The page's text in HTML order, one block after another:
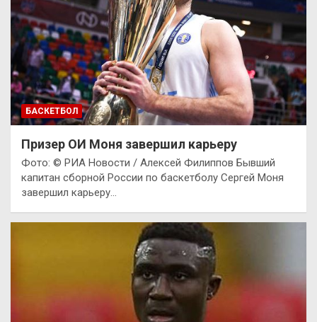
БАСКЕТБОЛ
Призер ОИ Моня завершил карьеру
Фото: © РИА Новости / Алексей Филиппов Бывший
капитан сборной России по баскетболу Сергей Моня
завершил карьеру…